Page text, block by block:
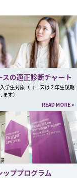
スの適正診断チャート
学生対象（コースは２年生後期
す）
READ MORE >
ッププログラム